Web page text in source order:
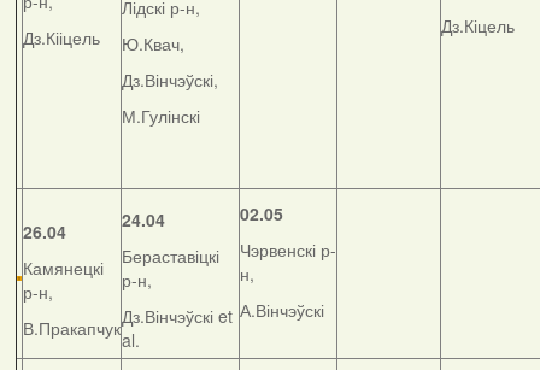
Дз.Кііцель
Лідскі р-н,
Ю.Квач,
Дз.Вінчэўскі,
М.Гулінскі
Дз.Кіцель
26.04
Камянецкі
р-н,
В.Пракапчук
24.04
Бераставіцкі
р-н,
Дз.Вінчэўскі et
al.
02.05
Чэрвенскі р-
н,
А.Вінчэўскі